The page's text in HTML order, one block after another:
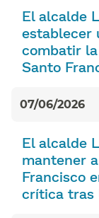
El alcalde
establecer
combatir
Santo
07/06/2026
El alcalde
mantener
Francisco
crítica tras